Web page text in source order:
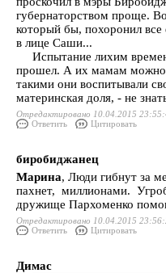
губернаторством проще.
который бы, похоронил
в лице Саши...
Испытание лихим
прошел. А их мамам можно
такими они воспитывали
материнская доля, - не
Отредактировано 10.04.2015
Ответить
Цитировать
биробиджанец
Марина, Люди гибнут за
пахнет, миллионами.
дружище Пархоменко
Отредактировано 10.04.2015
Ответить
Цитировать
Димас